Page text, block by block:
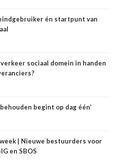
én startpunt van
sociaal domein in handen
begint op dag één’
| Nieuwe bestuurders voor
en SBOS